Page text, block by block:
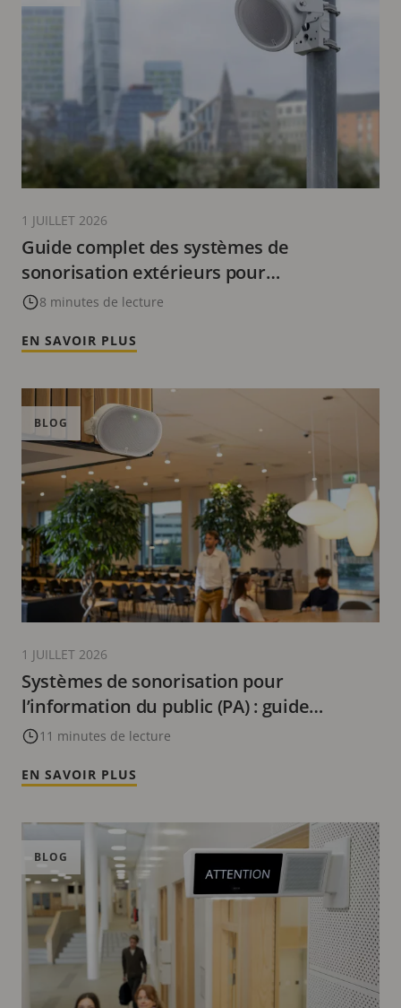
Guide complet des systèmes de
sonorisation extérieurs pour
l’information du public + 5 cas d’utilisation
8 minutes de lecture
1 JUILLET 2026
EN SAVOIR PLUS
Systèmes de sonorisation pour
l’information du public (PA) : guide
complet et 7 domaines d’utilisation
11 minutes de lecture
BLOG
1 JUILLET 2026
EN SAVOIR PLUS
BLOG